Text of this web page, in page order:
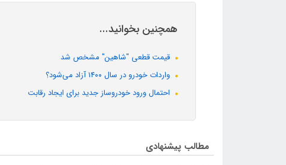
همچنین بخوانید...
قیمت قطعی "شاهین" مشخص شد
واردات خودرو در سال ۱۴۰۰ آزاد می‌شود؟
احتمال ورود خودروساز جدید برای ایجاد رقابت
مطالب پیشنهادی